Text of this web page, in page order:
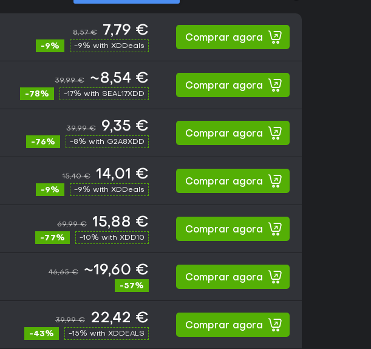
8,57 € 7,79 €
-9% -9% with XDDeals
Comprar agora
39,99 € ~8,54 €
-78% -17% with SEAL17XDD
Comprar agora
39,99 € 9,35 €
-76% -8% with G2A8XDD
Comprar agora
15,40 € 14,01 €
-9% -9% with XDDeals
Comprar agora
69,99 € 15,88 €
-77% -10% with XDD10
Comprar agora
46,65 € ~19,60 €
-57%
Comprar agora
39,99 € 22,42 €
-43% -15% with XDDEALS
Comprar agora